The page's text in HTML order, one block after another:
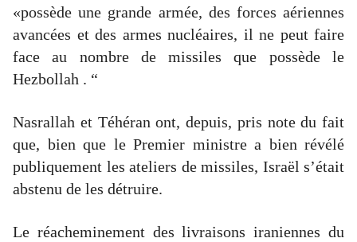
«possède une grande armée, des forces aériennes
avancées et des armes nucléaires, il ne peut faire
face au nombre de missiles que possède le
Hezbollah . “
Nasrallah et Téhéran ont, depuis, pris note du fait
que, bien que le Premier ministre a bien révélé
publiquement les ateliers de missiles, Israël s’était
abstenu de les détruire.
Le réacheminement des livraisons iraniennes du